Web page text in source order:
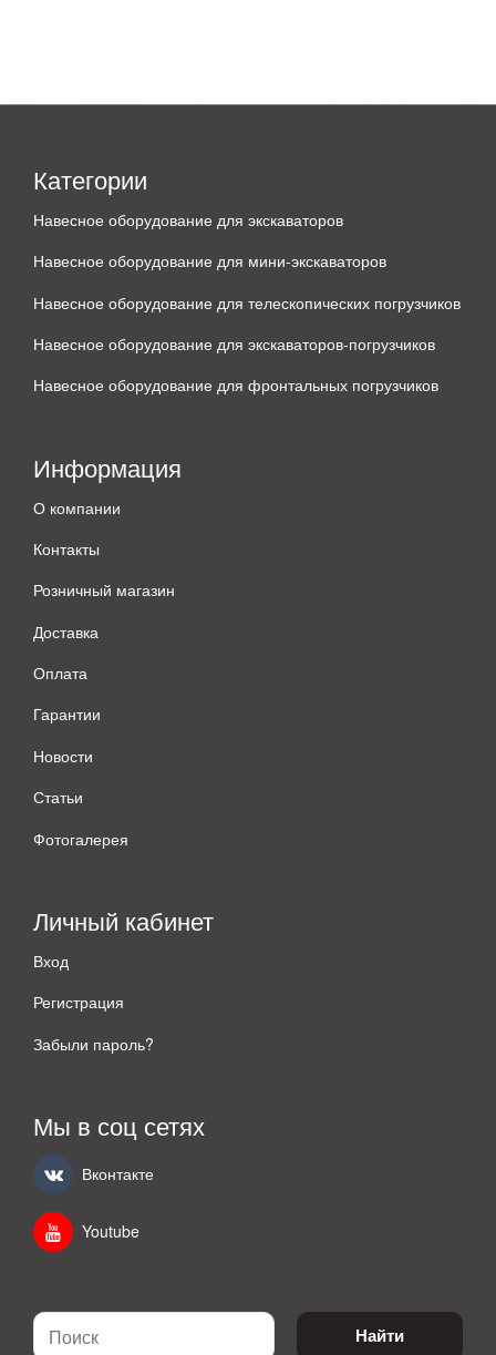
Категории
Навесное оборудование для экскаваторов
Навесное оборудование для мини-экскаваторов
Навесное оборудование для телескопических погрузчиков
Навесное оборудование для экскаваторов-погрузчиков
Навесное оборудование для фронтальных погрузчиков
Информация
О компании
Контакты
Розничный магазин
Доставка
Оплата
Гарантии
Новости
Статьи
Фотогалерея
Личный кабинет
Вход
Регистрация
Забыли пароль?
Мы в соц сетях
Вконтакте
Youtube
Найти